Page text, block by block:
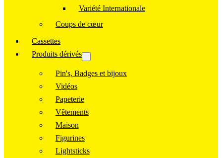
Variété Internationale
Coups de cœur
Cassettes
Produits dérivés
Pin's, Badges et bijoux
Vidéos
Papeterie
Vêtements
Maison
Figurines
Lightsticks